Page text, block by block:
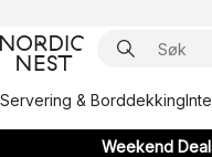
Servering & Borddekking
Weekend